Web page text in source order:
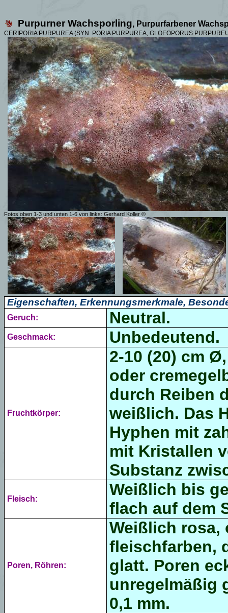
Purpurner Wachsporling, Purpurfarbener
CERIPORIA PURPUREA (SYN. PORIA PURPUREA, GLOEOPORUS
Fotos oben 1-3 und unten 1-6 von links: Gerhard Koller ©
Eigenschaften, Erkennungsmerkmale,
Geruch: Neutral.
Geschmack: Unbedeutend.
Fruchtkörper:
2-10 (20) cm
oder
durch Reiben
weißlich. Das
Hyphen mit
mit Kristallen
Substanz
Fleisch:
Weißlich bis
flach auf dem
Poren, Röhren:
Weißlich rosa,
fleischfarben,
glatt. Poren
unregelmäßig
0,1 mm.